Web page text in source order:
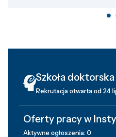
Szkoła
Rekrutacja otwarta od 24
Oferty pracy w
Aktywne ogłoszenia: 0